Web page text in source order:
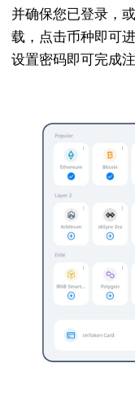
并确保您已登录，
载，点击币种即可
设置密码即可完成注